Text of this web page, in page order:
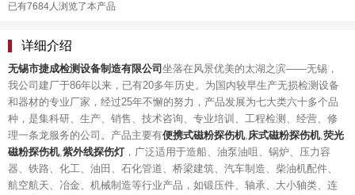
已有7684人浏览了本产品
详细介绍
无锡市捷成检测设备制造有限公司 坐落在风景优美的太湖之滨——无锡，
我公司建厂于86年以来，已有20多年历史。为国内较早生产无损检测设备
和器材的专业厂家，经过25年不懈的努力，产品发展为七大类六十多个品
种，是集科研、生产、销售、技术咨询、专业培训、工程检测、经营、修
理一条龙服务的公司。产品主要有便携式磁粉探伤机,床式磁粉探伤机,荧光
磁粉探伤机,紫外线探伤灯 ，广泛适用于造船、油泵油咀、锅炉、压力容
器、铁路、化工、油田、石化管道、桥梁建筑、汽车制造、柴油机配件、
航空航天、冶金、机械制造等行业产品，如锻压件、轴承、大小轴类、连